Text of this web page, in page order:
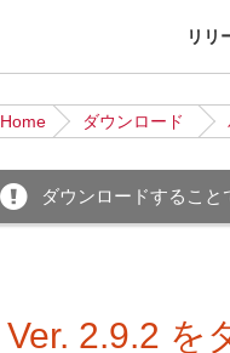
リリ
Home ダウンロード
ダウンロードするこ
Ver. 2.9.2 を